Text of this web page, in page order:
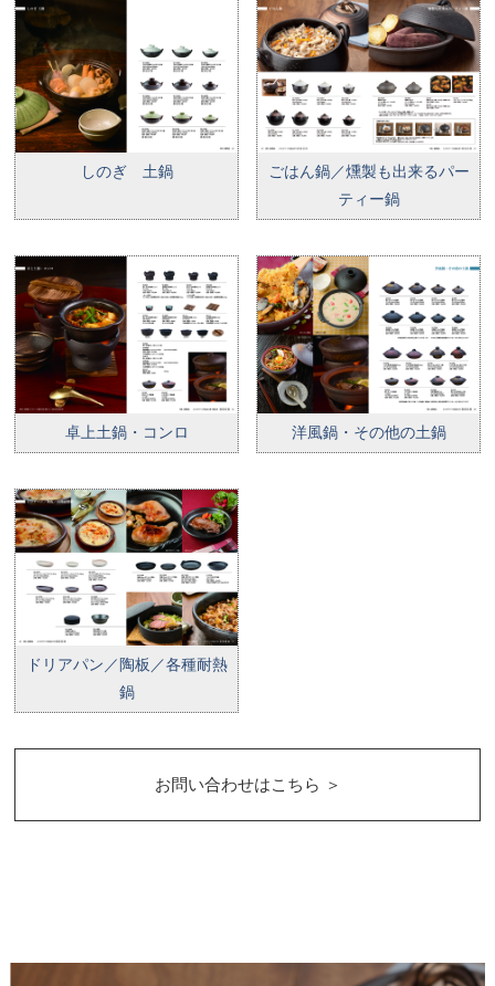
しのぎ 土鍋
ごはん鍋／燻製も出来るパー
ティー鍋
卓上土鍋・コンロ 洋風鍋・その他の土鍋
ドリアパン／陶板／各種耐熱
鍋
お問い合わせはこちら ＞